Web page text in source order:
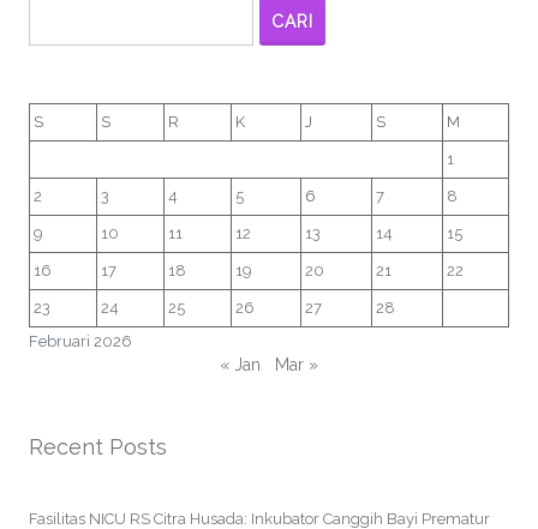
CARI
Februari 2026
S S R K J S M
1
2 3 4 5 6 7 8
9 10 11 12 13 14 15
16 17 18 19 20 21 22
23 24 25 26 27 28
« Jan Mar »
Recent Posts
Fasilitas NICU RS Citra Husada: Inkubator Canggih Bayi Prematur